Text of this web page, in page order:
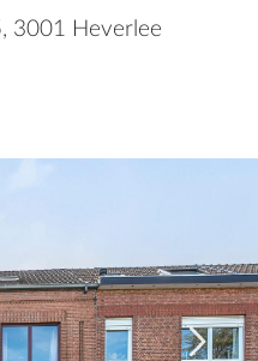
3001 Heverlee